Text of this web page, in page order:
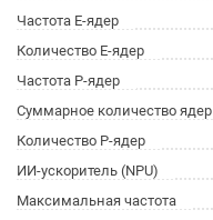
Частота E-ядер
Количество E-ядер
Частота P-ядер
Суммарное количество ядер
Количество P-ядер
ИИ-ускоритель (NPU)
Максимальная частота